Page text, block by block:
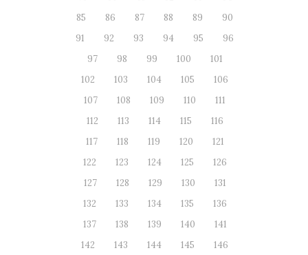
85
86 87 88 89
90
91
92 93 94 95
96
97
98 99 100
101
102
103 104 105
106
107
108 109 110
111
112
113 114 115
116
117
118 119 120
121
122
123 124 125
126
127
128 129 130
131
132
133 134 135
136
137
138 139 140
141
142
143 144 145
146